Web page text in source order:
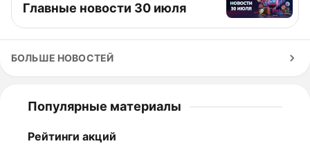
Главные новости 30 июля
БОЛЬШЕ НОВОСТЕЙ
Популярные материалы
Рейтинги акций